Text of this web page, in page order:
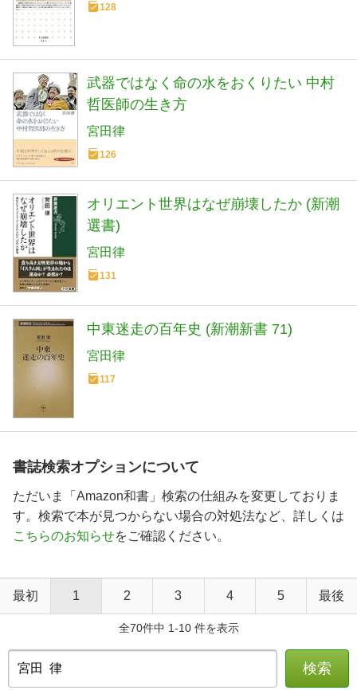
128
武器ではなく命の水をおくりたい 中村
哲医師の生き方
宮田律
126
オリエント世界はなぜ崩壊したか (新潮
選書)
宮田律
131
中東迷走の百年史 (新潮新書 71)
宮田律
117
書誌検索オプションについて
ただいま「Amazon和書」検索の仕組みを変更しておりま
す。検索で本が見つからない場合の対処法など、詳しくは
こちらのお知らせをご確認ください。
最初 1 2 3 4 5 最後
全70件中 1-10 件を表示
検索